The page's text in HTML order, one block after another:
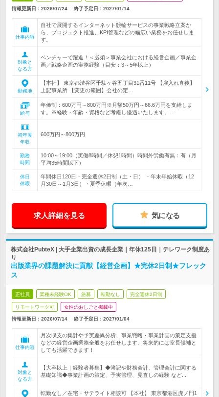
情報更新日：2026/07/24 終了予定日： 2027/01/14
仕事内容
自社で展開するインターネット競輪サービスの事業戦略立案か
ら、プロジェクト推進、KPI管理などの幅広い業務をお任せしま
す。
対象と
なる方
ベンチャーで躍進！＜必須＞事業会社における経営企画／事業企
画／戦略企画の実務経験（目安：3～5年以上）
勤務地
【本社】 東京都渋谷区千駄ヶ谷五丁目31番11号 【雇入れ直後】
上記事業所 【変更の範囲】会社の定…
給与
年俸制：600万円～800万円※月額50万円～66.6万円を支給しま
す。※経験・年齢・資格など考慮し優遇いたします。…
初年度
年収
600万円～800万円
勤務
時間
10:00～19:00（実働8時間／休憩1時間）時間外労働有無：有（月
平均35時間以下）
休日
休暇
年間休日120日・完全週休2日制（土・日） ・年末年始休暇（12
月30日～1月3日）・夏季休暇（年次…
求人詳細を見る 気になる
株式会社PubteX | 大手企業出資の成長企業｜年休125日｜テレワーク制度あ
り
出版業界の課題解決に貢献【経営企画】★完休2日制★フレック
ス
正社員 業種未経験OK 急募 転勤なし 完全週休2日制
リモートワーク可 女性のおしごと掲載中
情報更新日：2026/07/14 終了予定日： 2027/01/04
仕事内容
月次収支の集計や予実差異分析、事業戦略・事業計画の策定支援
などの経営企画業務全般をお任せします。将来的には室長候補と
しても活躍できます！
対象と
なる方
【大卒以上｜経験者募集】◆簿記や財務会計、管理会計に関する
基礎知識◆事業計画の策定、予実管理、見直しの経験 など...
転勤なし／在宅・サテライト相談可 【本社】 東京都港区虎ノ門1